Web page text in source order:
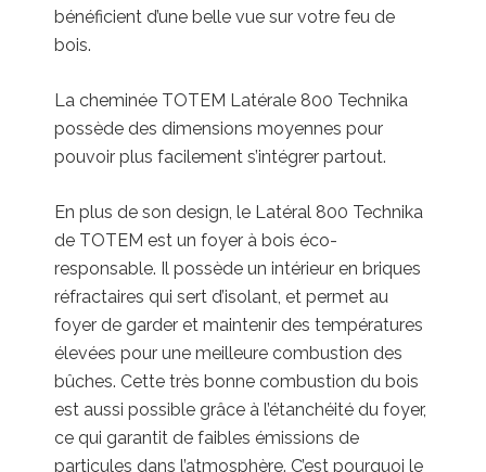
bénéficient d’une belle vue sur votre feu de
bois.
La cheminée TOTEM Latérale 800 Technika
possède des dimensions moyennes pour
pouvoir plus facilement s’intégrer partout.
En plus de son design, le Latéral 800 Technika
de TOTEM est un foyer à bois éco-
responsable. Il possède un intérieur en briques
réfractaires qui sert d’isolant, et permet au
foyer de garder et maintenir des températures
élevées pour une meilleure combustion des
bûches. Cette très bonne combustion du bois
est aussi possible grâce à l’étanchéité du foyer,
ce qui garantit de faibles émissions de
particules dans l’atmosphère. C’est pourquoi le